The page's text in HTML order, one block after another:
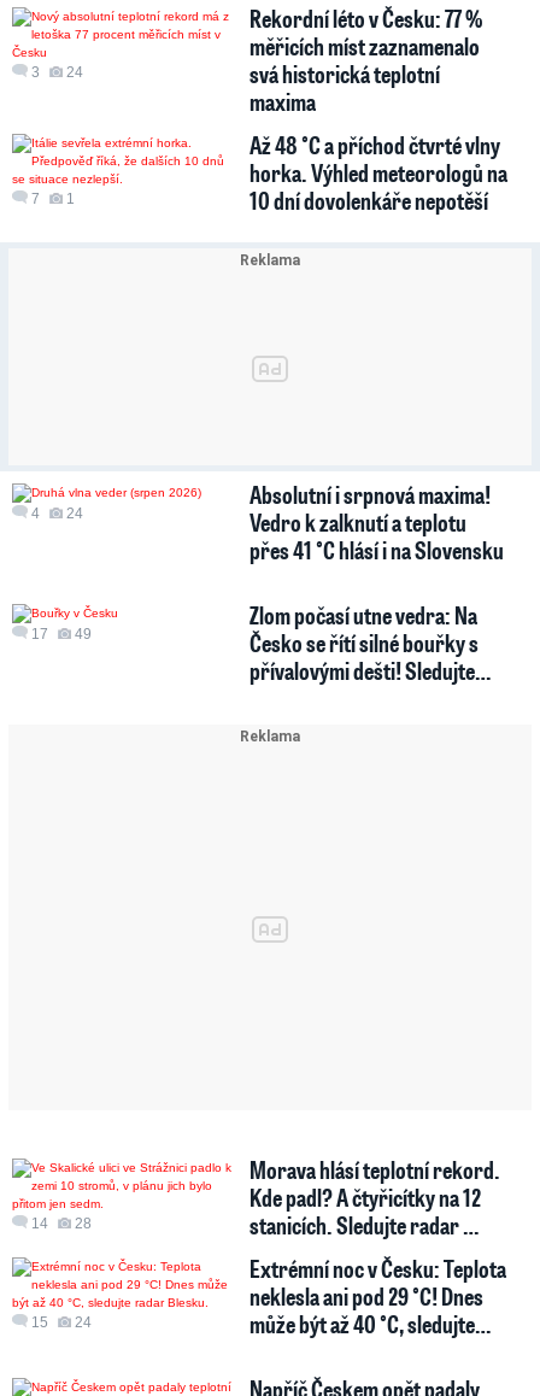
3 24
Rekordní léto v Česku: 77 %
měřicích míst zaznamenalo
svá historická teplotní
maxima
7 1
Až 48 °C a příchod čtvrté vlny
horka. Výhled meteorologů na
10 dní dovolenkáře nepotěší
4 24
Absolutní i srpnová maxima!
Vedro k zalknutí a teplotu
přes 41 °C hlásí i na Slovensku
17 49
Zlom počasí utne vedra: Na
Česko se řítí silné bouřky s
přívalovými dešti! Sledujte…
14 28
Morava hlásí teplotní rekord.
Kde padl? A čtyřicítky na 12
stanicích. Sledujte radar …
15 24
Extrémní noc v Česku: Teplota
neklesla ani pod 29 °C! Dnes
může být až 40 °C, sledujte…
Napříč Českem opět padaly